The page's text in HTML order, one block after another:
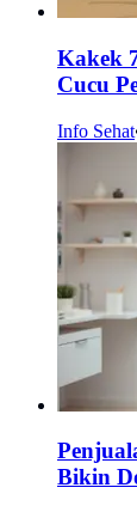
Kakek
Cucu
Info Sehat
Bikin